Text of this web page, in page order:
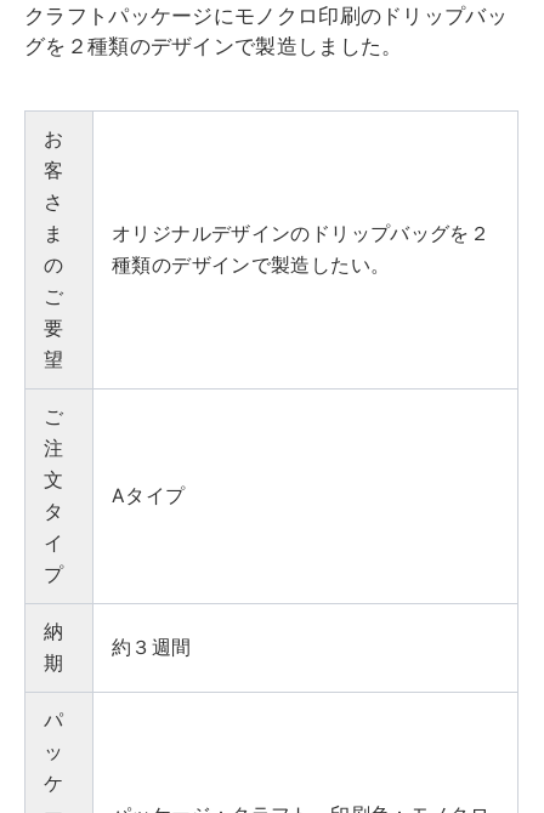
クラフトパッケージにモノクロ印刷のドリップバッ
グを２種類のデザインで製造しました。
お
客
さ
ま
の
ご
要
望
オリジナルデザインのドリップバッグを２
種類のデザインで製造したい。
ご
注
文
タ
イ
プ
Aタイプ
納
期
約３週間
パ
ッ
ケ